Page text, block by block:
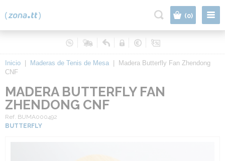
(0)
Inicio Maderas de Tenis de Mesa
Madera Butterfly Fan Zhendong
CNF
MADERA BUTTERFLY FAN
ZHENDONG CNF
Ref. BUMA000492
BUTTERFLY